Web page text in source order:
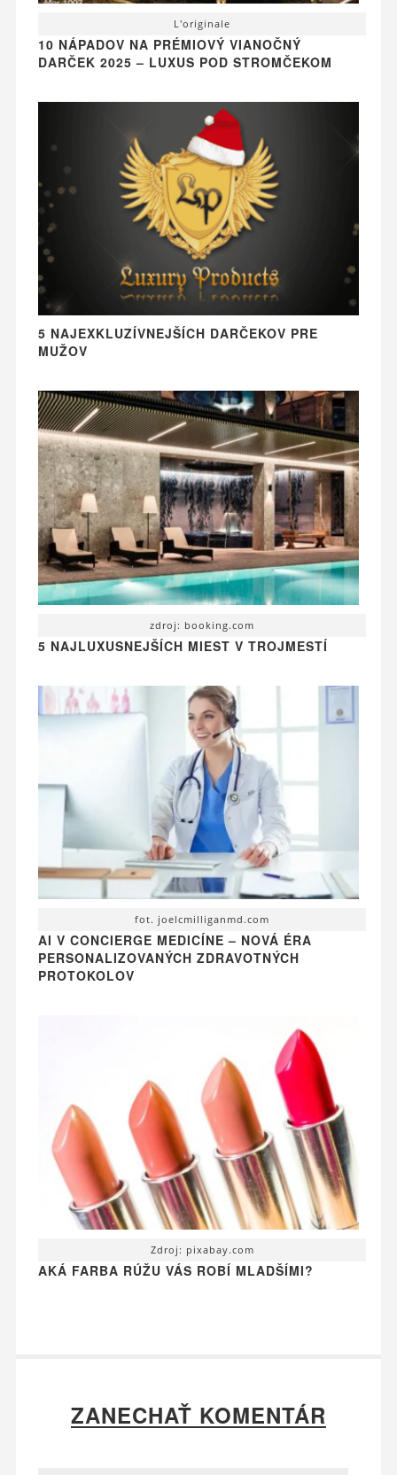
L'originale
10 NÁPADOV NA PRÉMIOVÝ VIANOČNÝ
DARČEK 2025 – LUXUS POD STROMČEKOM
5 NAJEXKLUZÍVNEJŠÍCH DARČEKOV PRE
MUŽOV
zdroj: booking.com
5 NAJLUXUSNEJŠÍCH MIEST V TROJMESTÍ
fot. joelcmilliganmd.com
AI V CONCIERGE MEDICÍNE – NOVÁ ÉRA
PERSONALIZOVANÝCH ZDRAVOTNÝCH
PROTOKOLOV
Zdroj: pixabay.com
AKÁ FARBA RÚŽU VÁS ROBÍ MLADŠÍMI?
ZANECHAŤ KOMENTÁR